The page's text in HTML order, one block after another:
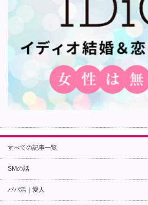
すべての記事一覧
SMの話
パパ活｜愛人